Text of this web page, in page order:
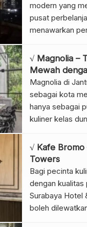
modern yang
pusat
menawarkan
adalah Sky 36
di lantai atas
sensasi makan
[…]
√ Magnolia –
Mewah
Terlupakan
Magnolia di
sebagai kota
hanya sebagai
kuliner kelas
bintang lima
tarik utama
berkonsep
√ Kafe
Towers
Bagi pecinta
dengan
Surabaya Hotel
boleh